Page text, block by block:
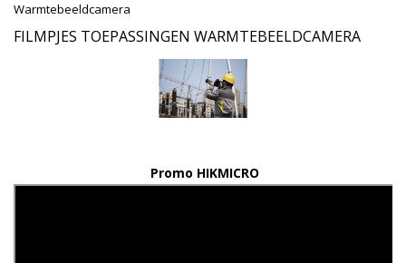
Warmtebeeldcamera
FILMPJES TOEPASSINGEN WARMTEBEELDCAMERA
Promo HIKMICRO